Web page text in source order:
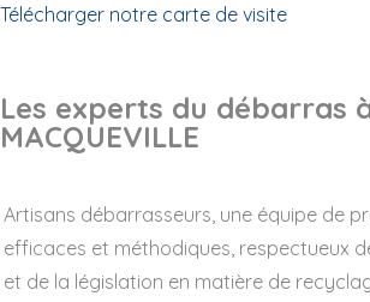
Télécharger notre carte de visite
Les experts du débarras
MACQUEVILLE
Artisans débarrasseurs, une équipe de
efficaces et méthodiques, respectueux
et de la législation en matière de